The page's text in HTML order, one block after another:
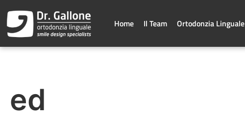
contenuto
Home Il Team Ortodonzia Linguale
ed